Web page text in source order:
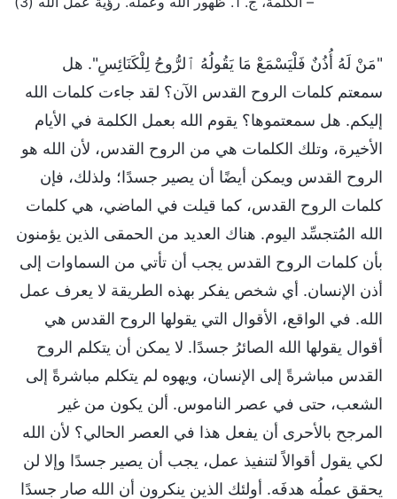
"مَنْ لَهُ أُذُنٌ فَلْيَسْمَعْ مَا يَقُولُهُ ٱلرُّوحُ لِلْكَنَائِسِ". هل
سمعتم كلمات الروح القدس الآن؟ لقد جاءت كلمات الله
إليكم. هل سمعتموها؟ يقوم الله بعمل الكلمة في الأيام
الأخيرة، وتلك الكلمات هي من الروح القدس، لأن الله هو
الروح القدس ويمكن أيضًا أن يصير جسدًا؛ ولذلك، فإن
كلمات الروح القدس، كما قيلت في الماضي، هي كلمات
الله المُتجسِّد اليوم. هناك العديد من الحمقى الذين يؤمنون
بأن كلمات الروح القدس يجب أن تأتي من السماوات إلى
أذن الإنسان. أي شخص يفكر بهذه الطريقة لا يعرف عمل
الله. في الواقع، الأقوال التي يقولها الروح القدس هي
أقوال يقولها الله الصائرُ جسدًا. لا يمكن أن يتكلم الروح
القدس مباشرةً إلى الإنسان، ويهوه لم يتكلم مباشرةً إلى
الشعب، حتى في عصر الناموس. ألن يكون من غير
المرجح بالأحرى أن يفعل هذا في العصر الحالي؟ لأن الله
لكي يقول أقوالاً لتنفيذ عمل، يجب أن يصير جسدًا وإلا لن
يحقق عملُه هدفَه. أولئك الذين ينكرون أن الله صار جسدًا